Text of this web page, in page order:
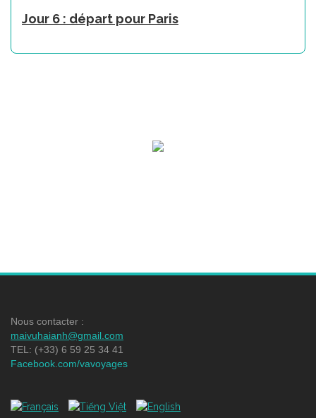
Jour 6 : départ pour Paris
Nous contacter :
maivuhaianh@gmail.com
TEL: (+33) 6 59 25 34 41
Facebook.com/vavoyages